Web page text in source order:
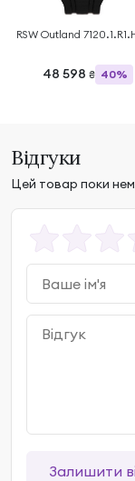
RSW Outland
48 598 ₴ 40%
Відгуки
Цей товар поки
Залишити